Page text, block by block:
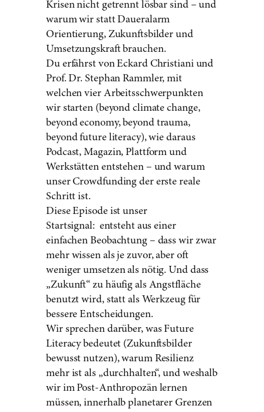
Krisen nicht getrennt lösbar sind – und
warum wir statt Daueralarm
Orientierung, Zukunftsbilder und
Umsetzungskraft brauchen.
Du erfährst von Eckard Christiani und
Prof. Dr. Stephan Rammler, mit
welchen vier Arbeitsschwerpunkten
wir starten (beyond climate change,
beyond economy, beyond trauma,
beyond future literacy), wie daraus
Podcast, Magazin, Plattform und
Werkstätten entstehen – und warum
unser Crowdfunding der erste reale
Schritt ist.
Diese Episode ist unser
Startsignal: entsteht aus einer
einfachen Beobachtung – dass wir zwar
mehr wissen als je zuvor, aber oft
weniger umsetzen als nötig. Und dass
„Zukunft“ zu häufig als Angstfläche
benutzt wird, statt als Werkzeug für
bessere Entscheidungen.
Wir sprechen darüber, was Future
Literacy bedeutet (Zukunftsbilder
bewusst nutzen), warum Resilienz
mehr ist als „durchhalten“, und weshalb
wir im Post-Anthropozän lernen
müssen, innerhalb planetarer Grenzen